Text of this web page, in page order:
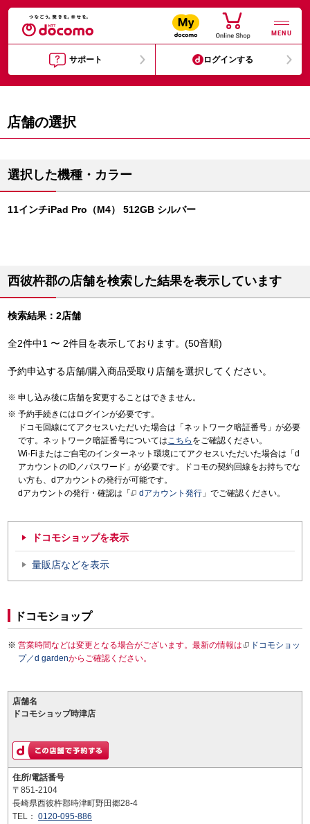
MENU
サポート ログインする
店舗の選択
選択した機種・カラー
11インチiPad Pro（M4） 512GB シルバー
西彼杵郡の店舗を検索した結果を表示しています
検索結果：2店舗
全2件中1 〜 2件目を表示しております。(50音順)
予約申込する店舗/購入商品受取り店舗を選択してください。
申し込み後に店舗を変更することはできません。
予約手続きにはログインが必要です。
ドコモ回線にてアクセスいただいた場合は「ネットワーク暗証番号」が必要
です。ネットワーク暗証番号についてはこちら をご確認ください。
Wi-Fiまたはご自宅のインターネット環境にてアクセスいただいた場合は「d
アカウントのID／パスワード」が必要です。ドコモの契約回線をお持ちでな
い方も、dアカウントの発行が可能です。
dアカウントの発行・確認は「
dアカウント発行 」でご確認ください。
ドコモショップを表示
量販店などを表示
ドコモショップ
営業時間などは変更となる場合がございます。最新の情報は
ドコモショッ
プ／d gardenからご確認ください。
店舗名
ドコモショップ時津店
住所/電話番号
〒851-2104
長崎県西彼杵郡時津町野田郷28-4
TEL： 0120-095-886